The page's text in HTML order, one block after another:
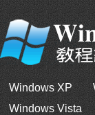
Windows XP
Windows Vista